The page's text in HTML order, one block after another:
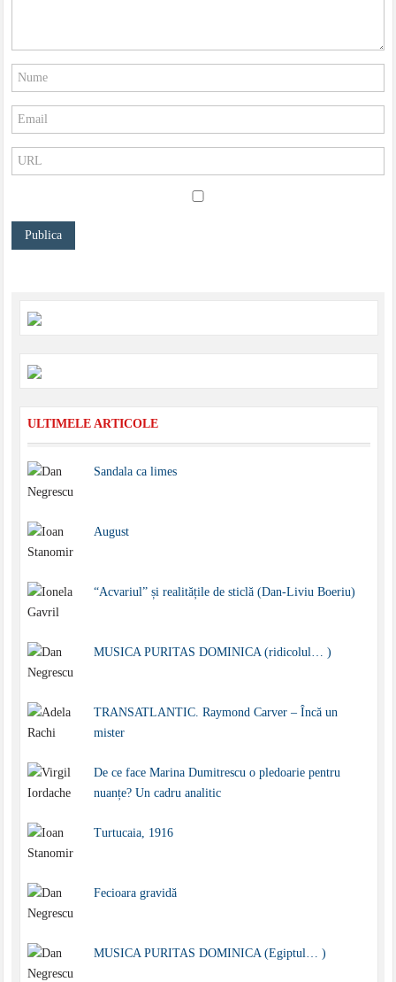
ULTIMELE ARTICOLE
Sandala ca limes
August
“Acvariul” și realitățile de sticlă (Dan-Liviu Boeriu)
MUSICA PURITAS DOMINICA (ridicolul… )
TRANSATLANTIC. Raymond Carver – Încă un
mister
De ce face Marina Dumitrescu o pledoarie pentru
nuanțe? Un cadru analitic
Turtucaia, 1916
Fecioara gravidă
MUSICA PURITAS DOMINICA (Egiptul… )